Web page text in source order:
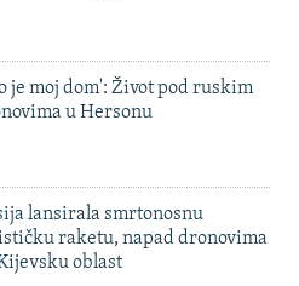
je moj dom': Život pod ruskim
u Hersonu
lansirala smrtonosnu
raketu, napad dronovima
oblast